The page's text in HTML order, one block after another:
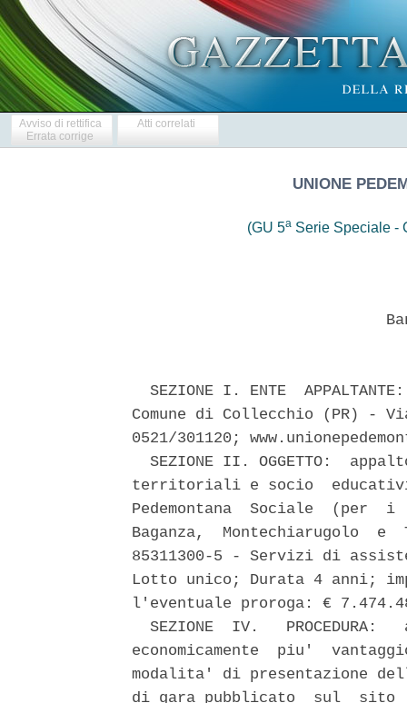
Avviso di rettifica
Errata corrige
Atti correlati
UNIONE
(GU 5a Serie Speciale -
SEZIONE I. ENTE
Comune di Collecchio (PR)
0521/301120;
SEZIONE II. OGGETTO:
territoriali e socio
Pedemontana  Sociale  (per
Baganza,  Montechiarugolo  e
85311300-5 - Servizi di
Lotto unico; Durata 4 anni;
l'eventuale proroga: €
SEZIONE  IV.   PROCEDURA:
economicamente  piu'
modalita' di presentazione
di gara pubblicato  sul  sito